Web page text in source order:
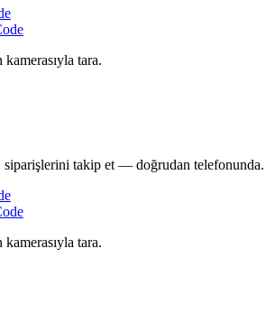
tara.
siparişlerini takip et — doğrudan telefonunda.
tara.